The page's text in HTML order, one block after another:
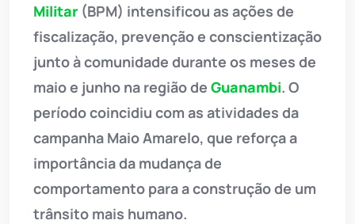
Militar (BPM) intensificou as ações de
fiscalização, prevenção e conscientização
junto à comunidade durante os meses de
maio e junho na região de Guanambi. O
período coincidiu com as atividades da
campanha Maio Amarelo, que reforça a
importância da mudança de
comportamento para a construção de um
trânsito mais humano.